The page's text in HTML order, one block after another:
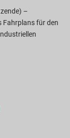
–
Fahrplans für den